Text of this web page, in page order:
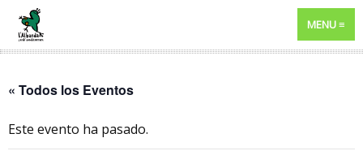
MENU
« Todos los Eventos
Este evento ha pasado.